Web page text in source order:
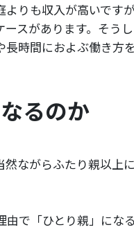
よりも収入が高いです
スがあります。そう
時間におよぶ働き方
るのか
ながらふたり親以上
で「ひとり親」になる